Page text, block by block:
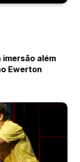
imersão além
Ewerton